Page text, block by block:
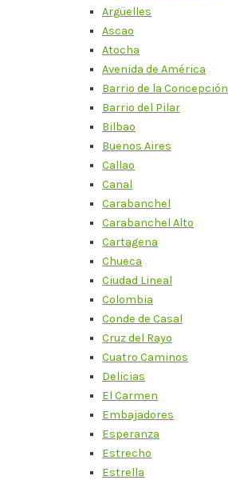
Argüelles
Ascao
Atocha
Avenida de América
Barrio de la Concepción
Barrio del Pilar
Bilbao
Buenos Aires
Callao
Canal
Carabanchel
Carabanchel Alto
Cartagena
Chueca
Ciudad Lineal
Colombia
Conde de Casal
Cruz del Rayo
Cuatro Caminos
Delicias
El Carmen
Embajadores
Esperanza
Estrecho
Estrella